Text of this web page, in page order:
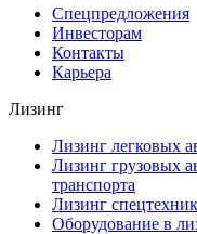
Спецпредложения
Инвесторам
Контакты
Карьера
Лизинг
Лизинг легковых
Лизинг грузовых
транспорта
Лизинг
Оборудование в